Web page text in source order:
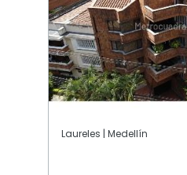
Laureles | Medellín